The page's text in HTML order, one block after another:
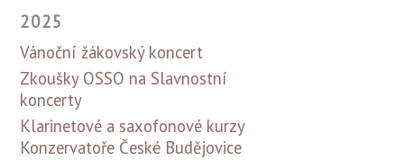
2025
Vánoční žákovský koncert
Zkoušky OSSO na Slavnostní
koncerty
Klarinetové a saxofonové kurzy
Konzervatoře České Budějovice